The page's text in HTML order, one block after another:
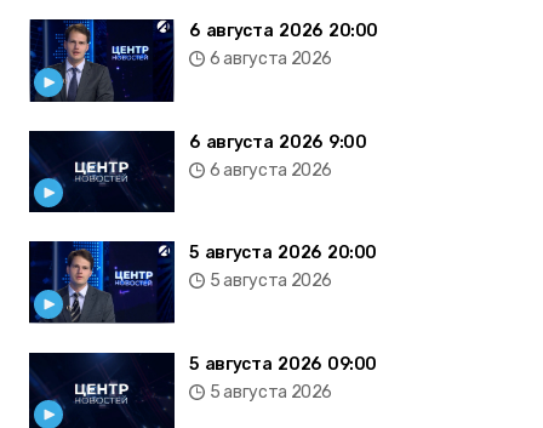
6 августа 2026 20:00
6 августа 2026
6 августа 2026 9:00
6 августа 2026
5 августа 2026 20:00
5 августа 2026
5 августа 2026 09:00
5 августа 2026